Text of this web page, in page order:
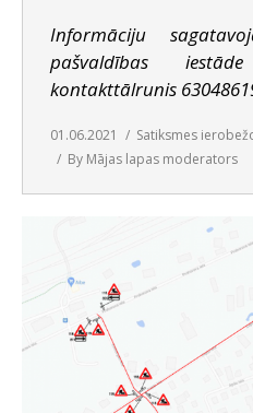
Informāciju
pašvaldības iestāde
kontakttālrunis
01.06.2021
Satiksmes
By Mājas lapas moderators